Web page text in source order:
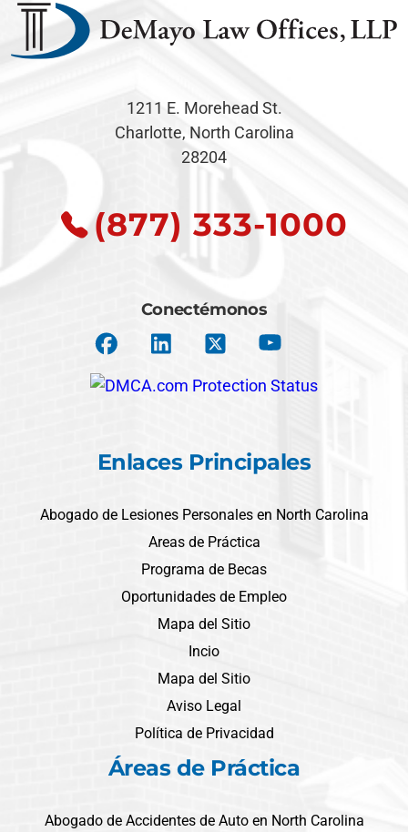
1211 E. Morehead St.
Charlotte, North Carolina
28204
(877) 333-1000
Conectémonos
Enlaces Principales
Abogado de Lesiones Personales en North Carolina
Areas de Práctica
Programa de Becas
Oportunidades de Empleo
Mapa del Sitio
Incio
Mapa del Sitio
Aviso Legal
Política de Privacidad
Áreas de Práctica
Abogado de Accidentes de Auto en North Carolina